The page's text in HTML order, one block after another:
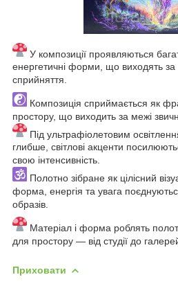
У композиції проявляються
енергетичні форми, що виходять за
сприйняття.
Композиція сприймається як
простору, що виходить за межі
Під ультрафіолетовим
глибше, світлові акценти
свою інтенсивність.
Полотно зібране як цілісний
форма, енергія та увага
образів.
Матеріал і форма роблять
для простору — від студії до
Приховати